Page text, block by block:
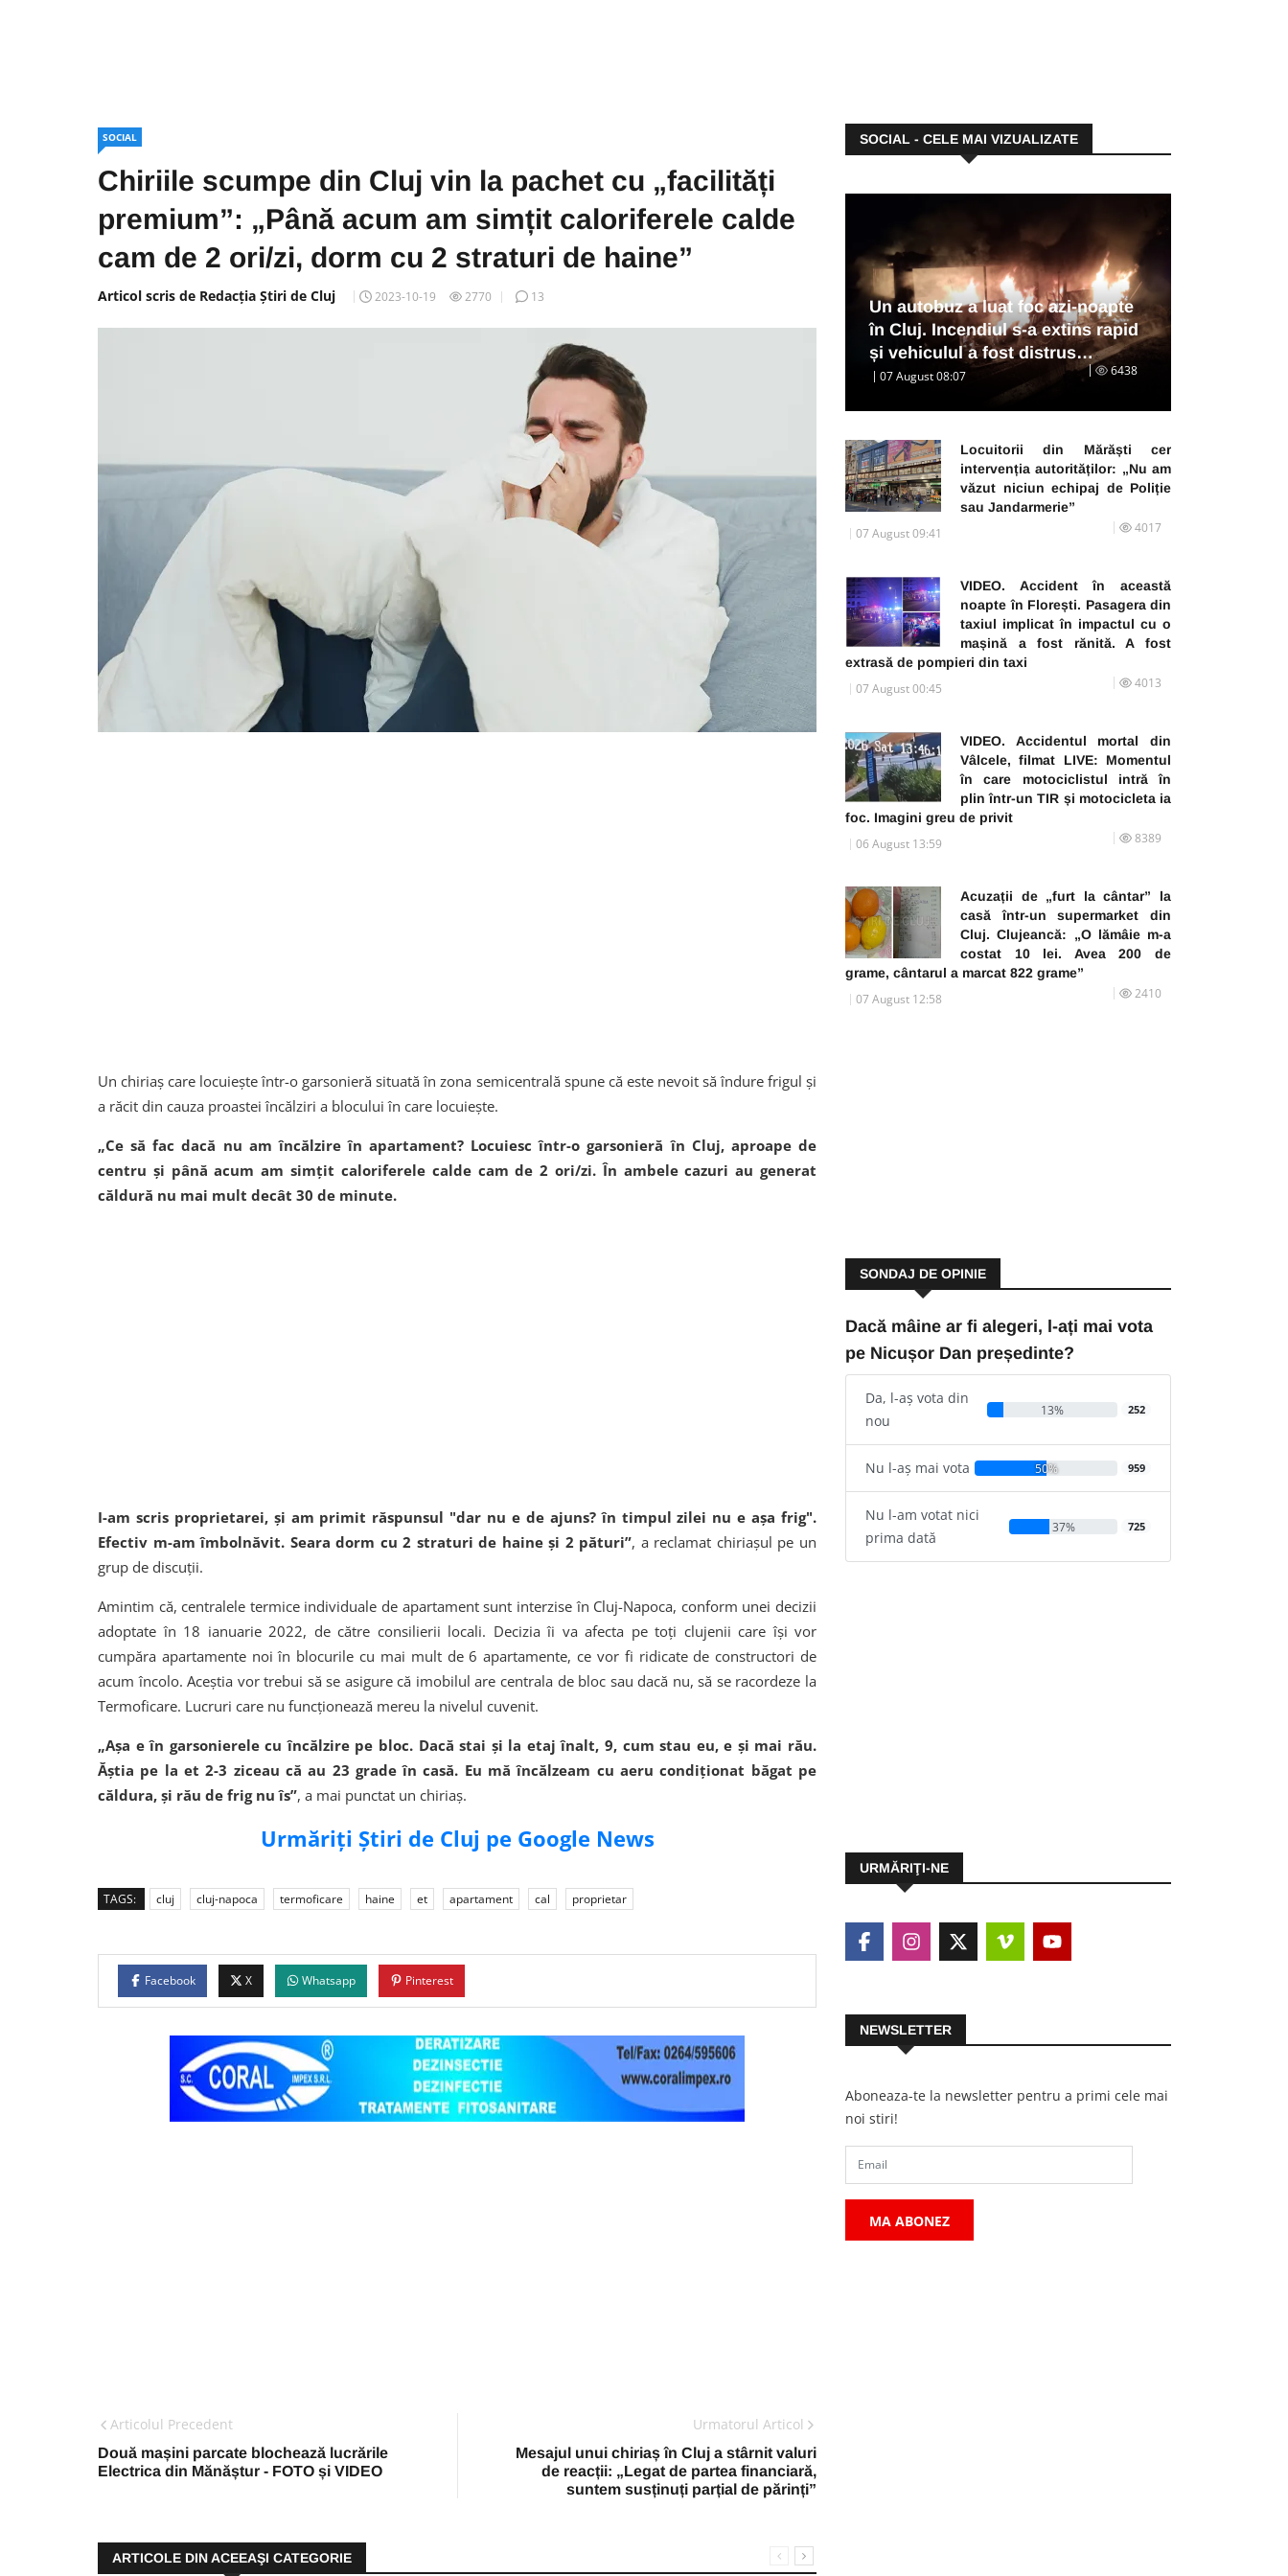
SOCIAL
Chiriile scumpe din Cluj vin la pachet cu „facilități
premium”: „Până acum am simțit caloriferele calde
cam de 2 ori/zi, dorm cu 2 straturi de haine”
Articol scris de Redacția Știri de Cluj 2023-10-19 2770 13
Un chiriaș care locuiește într-o garsonieră situată în zona semicentrală spune că este nevoit să îndure frigul și
a răcit din cauza proastei încălziri a blocului în care locuiește.
„Ce să fac dacă nu am încălzire în apartament? Locuiesc într-o garsonieră în Cluj, aproape de
centru și până acum am simțit caloriferele calde cam de 2 ori/zi. În ambele cazuri au generat
căldură nu mai mult decât 30 de minute.
I-am scris proprietarei, și am primit răspunsul "dar nu e de ajuns? în timpul zilei nu e așa frig".
Efectiv m-am îmbolnăvit. Seara dorm cu 2 straturi de haine și 2 pături”, a reclamat chiriașul pe un
grup de discuții.
Amintim că, centralele termice individuale de apartament sunt interzise în Cluj-Napoca, conform unei decizii
adoptate în 18 ianuarie 2022, de către consilierii locali. Decizia îi va afecta pe toți clujenii care își vor
cumpăra apartamente noi în blocurile cu mai mult de 6 apartamente, ce vor fi ridicate de constructori de
acum încolo. Aceștia vor trebui să se asigure că imobilul are centrala de bloc sau dacă nu, să se racordeze la
Termoficare. Lucruri care nu funcționează mereu la nivelul cuvenit.
„Așa e în garsonierele cu încălzire pe bloc. Dacă stai și la etaj înalt, 9, cum stau eu, e și mai rău.
Ăștia pe la et 2-3 ziceau că au 23 grade în casă. Eu mă încălzeam cu aeru condiționat băgat pe
căldura, și rău de frig nu îs”, a mai punctat un chiriaș.
Urmăriți Știri de Cluj pe Google News
TAGS: cluj cluj-napoca termoficare haine et apartament cal proprietar
Facebook X Whatsapp Pinterest
Articolul Precedent
Două mașini parcate blochează lucrările
Electrica din Mănăștur - FOTO și VIDEO
Urmatorul Articol
Mesajul unui chiriaș în Cluj a stârnit valuri
de reacții: „Legat de partea financiară,
suntem susținuți parțial de părinți”
ARTICOLE DIN ACEEAŞI CATEGORIE
SOCIAL - CELE MAI VIZUALIZATE
Un autobuz a luat foc azi-noapte
în Cluj. Incendiul s-a extins rapid
și vehiculul a fost distrus…
07 August 08:07 6438
Locuitorii din Mărăști cer
intervenția autorităților: „Nu am
văzut niciun echipaj de Poliție
sau Jandarmerie”
07 August 09:41 4017
VIDEO. Accident în această
noapte în Florești. Pasagera din
taxiul implicat în impactul cu o
mașină a fost rănită. A fost
extrasă de pompieri din taxi
07 August 00:45 4013
VIDEO. Accidentul mortal din
Vâlcele, filmat LIVE: Momentul
în care motociclistul intră în
plin într-un TIR și motocicleta ia
foc. Imagini greu de privit
06 August 13:59 8389
Acuzații de „furt la cântar” la
casă într-un supermarket din
Cluj. Clujeancă: „O lămâie m-a
costat 10 lei. Avea 200 de
grame, cântarul a marcat 822 grame”
07 August 12:58 2410
SONDAJ DE OPINIE
Dacă mâine ar fi alegeri, l-ați mai vota
pe Nicușor Dan președinte?
Da, l-aș vota din
nou
13% 252
Nu l-aș mai vota 50% 959
Nu l-am votat nici
prima dată
37% 725
URMĂRIŢI-NE
NEWSLETTER
Aboneaza-te la newsletter pentru a primi cele mai
noi stiri!
MA ABONEZ